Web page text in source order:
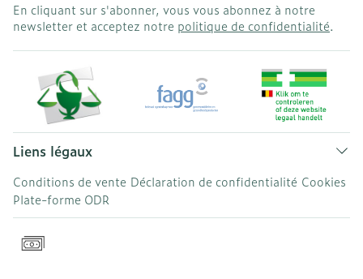
En cliquant sur s'abonner, vous vous abonnez à notre
newsletter et acceptez notre politique de confidentialité.
Liens légaux
Conditions de vente Déclaration de confidentialité Cookies
Plate-forme ODR